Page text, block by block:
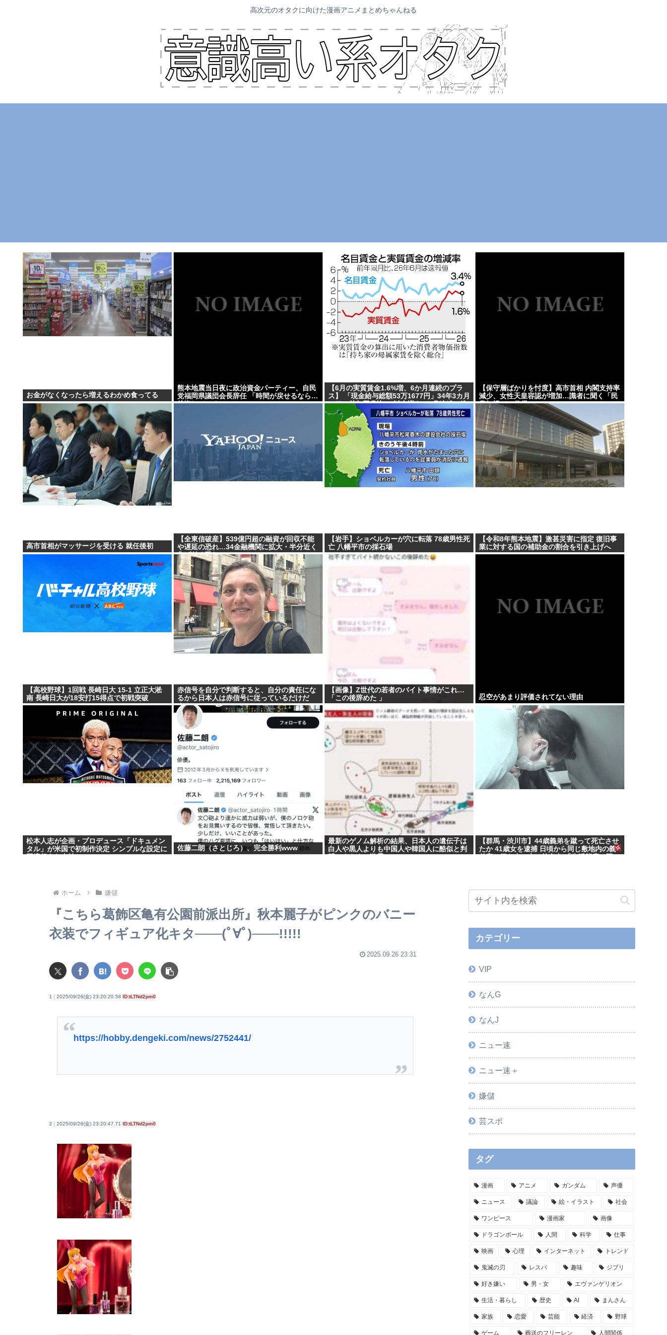
高次元のオタクに向けた漫画アニメまとめちゃんねる
お金がなくなったら増えるわかめ食ってる
熊本地震当日夜に政治資金パーティー、自民
党福岡県議団会長辞任 「時間が戻せるなら…
後悔している」
【6月の実質賃金1.6%増、6か月連続のプラ
ス】 「現金給与総額53万1677円」34年3カ月
ぶり、前年同月比3%以上増を5カ月連続で維
持…厚労省「毎月勤労統計調査」
【保守層ばかりを忖度】高市首相 内閣支持率
減少、女性天皇容認が増加…識者に聞く「民
意無視」の代償
高市首相がマッサージを受ける 就任後初
【全東信破産】539億円超の融資が回収不能
や遅延の恐れ…34金融機関に拡大・半分近く
焦げ付く恐れ
【岩手】ショベルカーが穴に転落 78歳男性死
亡 八幡平市の採石場
【令和8年熊本地震】激甚災害に指定 復旧事
業に対する国の補助金の割合を引き上げへ
【高校野球】1回戦 長崎日大 15-1 立正大淞
南 長崎日大が18安打15得点で初戦突破
赤信号を自分で判断すると、自分の責任にな
るから日本人は赤信号に従っているだけだ
よ？
【画像】Z世代の若者のバイト事情がこれ…
「この後辞めた 」
忍空があまり評価されてない理由
松本人志が企画・プロデュース「ドキュメン
タル」が米国で初制作決定 シンプルな設定に
佐藤二朗（さとじろ）、完全勝利www
最新のゲノム解析の結果、日本人の遺伝子は
白人や黒人よりも中国人や韓国人に酷似と判
【群馬・渋川市】44歳義弟を蹴って死亡させ
たか 41歳女を逮捕 日頃から同じ敷地内の義
ホーム 嫌儲
『こちら葛飾区亀有公園前派出所』秋本麗子がピンクのバニー
衣装でフィギュア化キタ───(ﾟ∀ﾟ)───!!!!!
2025.09.26 23:31
1 : 2025/09/26(金) 23:20:20.58 ID:tLTNd2pm0
https://hobby.dengeki.com/news/2752441/
2 : 2025/09/26(金) 23:20:47.71 ID:tLTNd2pm0
カテゴリー
VIP
なんG
なんJ
ニュー速
ニュー速＋
嫌儲
芸スポ
タグ
漫画 アニメ ガンダム 声優
ニュース 議論 絵・イラスト 社会
ワンピース 漫画家 画像
ドラゴンボール 人間 科学 仕事
映画 心理 インターネット トレンド
鬼滅の刃 レスバ 趣味 ジブリ
好き嫌い 男・女 エヴァンゲリオン
生活・暮らし 歴史 AI まんさん
家族 恋愛 芸能 経済 野球
ゲーム 葬送のフリーレン 人間関係